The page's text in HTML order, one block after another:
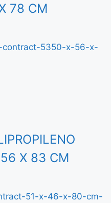
78 CM
X 83 CM